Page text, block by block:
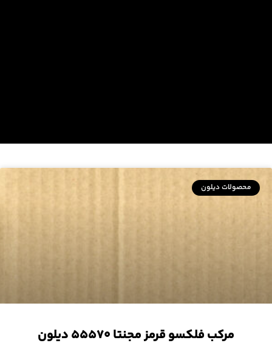
محصولات دیلون
مرکب فلکسو قرمز مجنتا ۵۵۵۷۰ دیلون